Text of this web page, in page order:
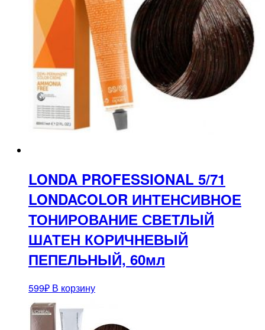
LONDA PROFESSIONAL 5/71
LONDACOLOR ИНТЕНСИВНОЕ
ТОНИРОВАНИЕ СВЕТЛЫЙ
ШАТЕН КОРИЧНЕВЫЙ
ПЕПЕЛЬНЫЙ, 60мл
599₽ В корзину